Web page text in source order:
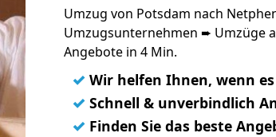
Umzug von Potsdam nach
Umzugsunternehmen ➨ Umzüge
Angebote in 4 Min.
✓ Wir helfen Ihnen, wenn
✓ Schnell & unverbindlich
✓ Finden Sie das beste